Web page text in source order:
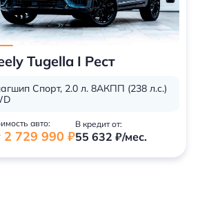
Tugella I Рест
Спорт, 2.0 л. 8АКПП (238 л.с.)
авто:
2 729 990 ₽
В кредит от:
55 632 ₽/мес.